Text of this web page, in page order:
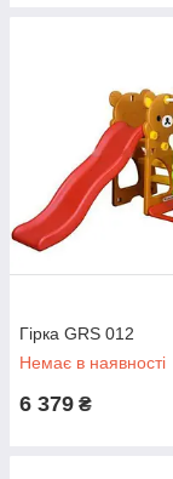
Гірка GRS 012
Немає в наявності
6 379 ₴